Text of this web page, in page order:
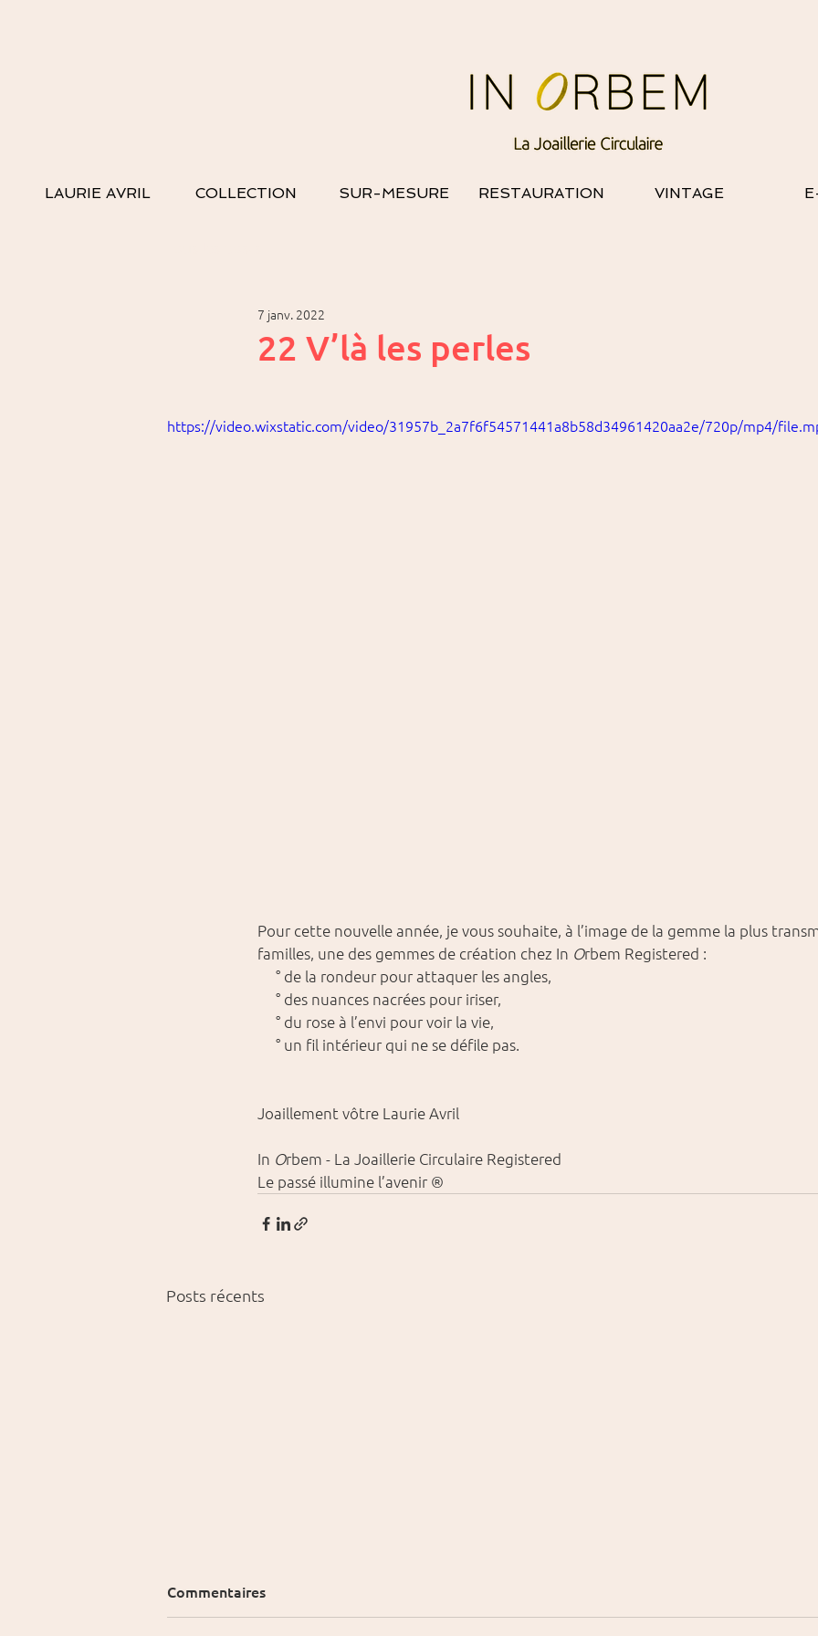
LAURIE AVRIL COLLECTION SUR-MESURE RESTAURATION VINTAGE
22 V’là les perles
7 janv. 2022
https://video.wixstatic.com/video/31957b_2a7f6f54571441a8b58d34961420aa2e/720p/mp4/
Pour cette nouvelle année, je vous souhaite, à l’image de la gemme la plus
familles, une des gemmes de création chez In Orbem Registered :
     ° de la rondeur pour attaquer les angles,
     ° des nuances nacrées pour iriser,
     ° du rose à l’envi pour voir la vie,
     ° un fil intérieur qui ne se défile pas.
Joaillement vôtre Laurie Avril
In Orbem - La Joaillerie Circulaire Registered
Le passé illumine l’avenir ®
Posts récents
Commentaires